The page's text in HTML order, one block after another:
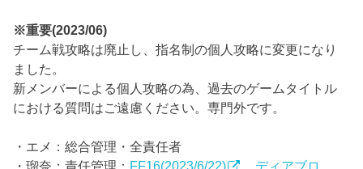
※重要(2023/06)
チーム戦攻略は廃止し、指名制の個人攻略に変更になり
ました。
新メンバーによる個人攻略の為、過去のゲームタイトル
における質問はご遠慮ください。専門外です。
・エメ：総合管理・全責任者
・瑠奈：責任管理： FF16(2023/6/22) ディアブロ